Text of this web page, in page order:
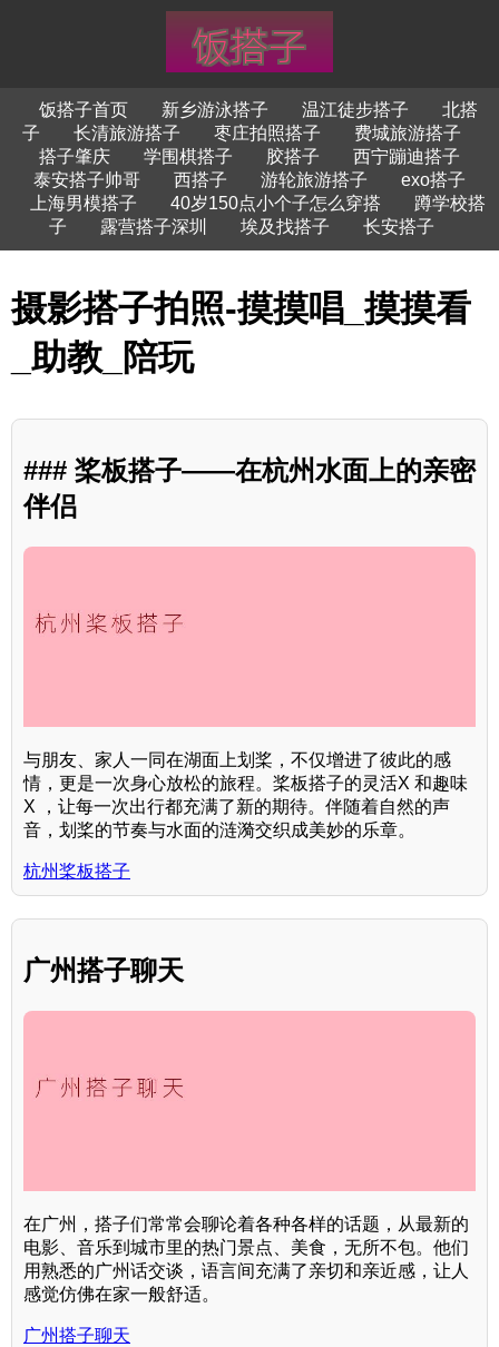
饭搭子首页 新乡游泳搭子 温江徒步搭子
北搭
子
长清旅游搭子 枣庄拍照搭子
费城旅游搭子
搭子肇庆
学围棋搭子 胶搭子
西宁蹦迪搭子
泰安搭子帅哥
西搭子 游轮旅游搭子
exo搭子
上海男模搭子
40岁150点小个子怎么穿搭
蹲学校搭
子
露营搭子深圳 埃及找搭子 长安搭子
摄影搭子拍照-摸摸唱_摸摸看
_助教_陪玩
### 桨板搭子——在杭州水面上的亲密
伴侣
与朋友、家人一同在湖面上划桨，不仅增进了彼此的感
情，更是一次身心放松的旅程。桨板搭子的灵活X 和趣味
X ，让每一次出行都充满了新的期待。伴随着自然的声
音，划桨的节奏与水面的涟漪交织成美妙的乐章。
杭州桨板搭子
广州搭子聊天
在广州，搭子们常常会聊论着各种各样的话题，从最新的
电影、音乐到城市里的热门景点、美食，无所不包。他们
用熟悉的广州话交谈，语言间充满了亲切和亲近感，让人
感觉仿佛在家一般舒适。
广州搭子聊天